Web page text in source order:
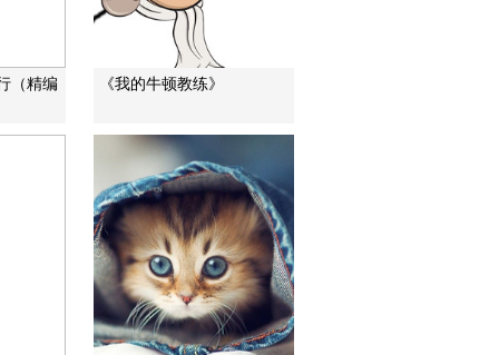
（精编
《我的牛顿教练》